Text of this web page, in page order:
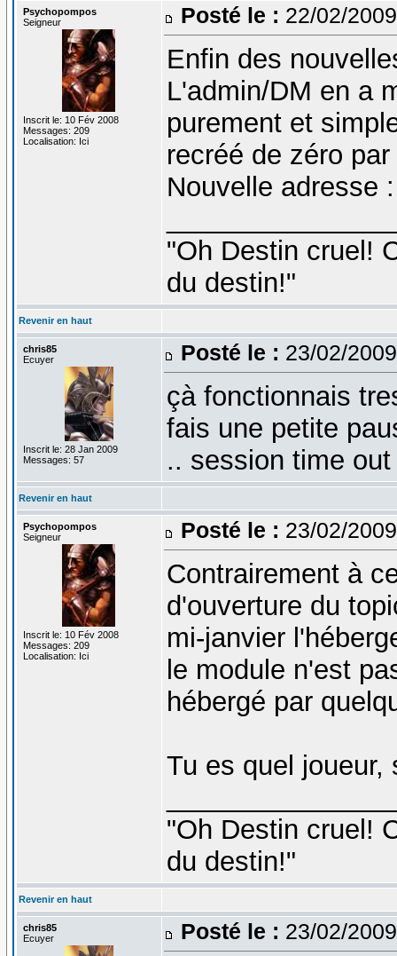
Psychopompos
Seigneur
Inscrit le: 10 Fév 2008
Messages: 209
Localisation: Ici
Posté le : 22/02/
Enfin des
L'admin/DM en a
purement et
recréé de zéro
Nouvelle adresse
"Oh Destin cruel!
du destin!"
Revenir en haut
chris85
Ecuyer
Inscrit le: 28 Jan 2009
Messages: 57
Posté le : 23/02/
çà fonctionnais
fais une petite
.. session time
Revenir en haut
Psychopompos
Seigneur
Inscrit le: 10 Fév 2008
Messages: 209
Localisation: Ici
Posté le : 23/02/
Contrairement à
d'ouverture du
mi-janvier
le module n'est
hébergé par
Tu es quel
"Oh Destin cruel!
du destin!"
Revenir en haut
chris85
Ecuyer
Posté le : 23/02/